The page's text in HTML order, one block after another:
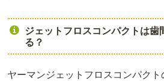
ジェットフロスコンパクトは歯
る？
ヤーマンジェットフロスコンパクト